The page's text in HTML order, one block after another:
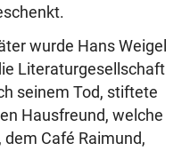
wurde Hans Weigel
Literaturgesellschaft
seinem Tod, stiftete
Hausfreund, welche
Café Raimund,